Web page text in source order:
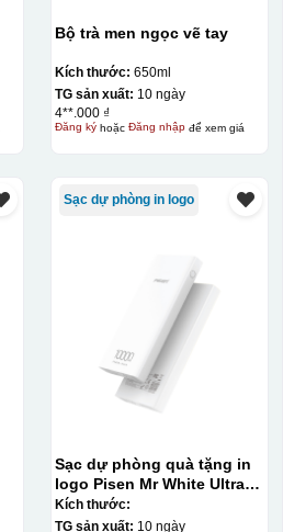
Bộ trà men ngọc vẽ tay
Kích thước: 650ml
TG sản xuất: 10 ngày
4**.000 ₫
Đăng kýhoặc Đăng nhậpđể xem giá
Sạc dự phòng in logo
Sạc dự phòng quà tặng in
logo Pisen Mr White Ultra
10000mAh KQ-SDP13
Kích thước:
TG sản xuất: 10 ngày